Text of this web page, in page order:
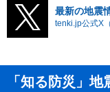
最新の地震
tenki.jp公式X
「知る防災」地